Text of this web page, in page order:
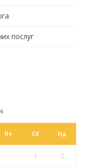
послуг
Пт Сб Нд
1 2